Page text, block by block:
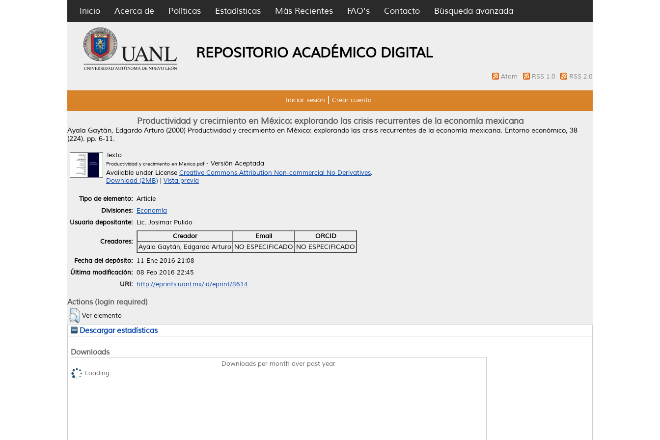
Inicio Acerca de Políticas Estadísticas Más Recientes FAQ's Contacto Búsqueda avanzada
REPOSITORIO ACADÉMICO DIGITAL
Atom RSS 1.0 RSS 2.0
Iniciar sesión Crear cuenta
Productividad y crecimiento en México: explorando las crisis recurrentes de la economía mexicana
Ayala Gaytán, Edgardo Arturo (2000) Productividad y crecimiento en México: explorando las crisis recurrentes de la economía mexicana. Entorno económico, 38
(224). pp. 6-11.
Texto
Productividad y crecimiento en Mexico.pdf- Versión Aceptada
Available under License Creative Commons Attribution Non-commercial No Derivatives.
Download (2MB)
Vista previa
Tipo de elemento: Article
Divisiones: Economía
Usuario depositante: Lic. Josimar Pulido
Creadores:
Creador Email
ORCID
Ayala Gaytán, Edgardo Arturo NO ESPECIFICADO NO ESPECIFICADO
Fecha del depósito: 11 Ene 2016 21:08
Última modificación: 08 Feb 2016 22:45
URI: http://eprints.uanl.mx/id/eprint/8614
Actions (login required)
Ver elemento
Descargar estadísticas
Downloads
Downloads per month over past year
Loading...